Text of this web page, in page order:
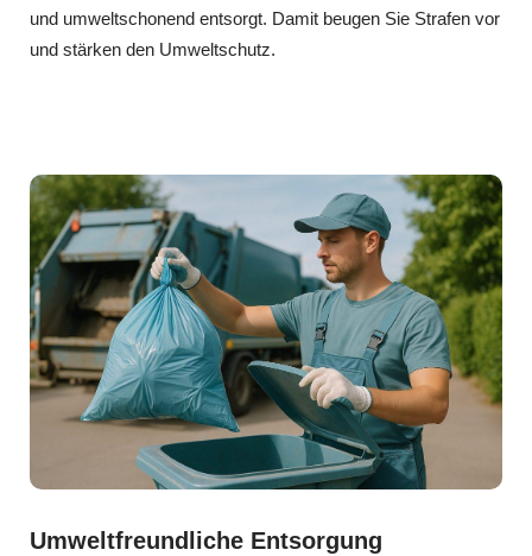
und umweltschonend entsorgt. Damit beugen Sie Strafen vor
und stärken den Umweltschutz.
Umweltfreundliche Entsorgung